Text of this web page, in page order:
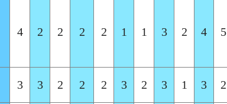
4 2 2 2 2 1 1 3 2 4 5
3 3 2 2 2 3 2 3 1 3 2